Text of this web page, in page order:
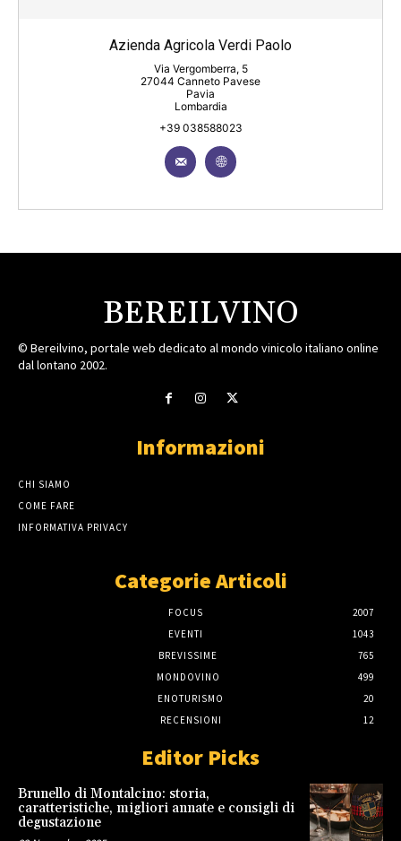
Azienda Agricola Verdi Paolo
Via Vergomberra, 5
27044 Canneto Pavese
Pavia
Lombardia
+39 038588023
BEREILVINO
© Bereilvino, portale web dedicato al mondo vinicolo italiano online
dal lontano 2002.
Informazioni
CHI SIAMO
COME FARE
INFORMATIVA PRIVACY
Categorie Articoli
FOCUS
2007
EVENTI
1043
BREVISSIME
765
MONDOVINO
499
ENOTURISMO
20
RECENSIONI
12
Editor Picks
Brunello di Montalcino: storia,
caratteristiche, migliori annate e consigli di
degustazione